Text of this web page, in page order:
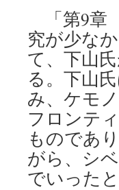
「第9章
究が少な
て、下山
る。下山
み、ケモ
フロンテ
ものであ
がら、シ
でいった